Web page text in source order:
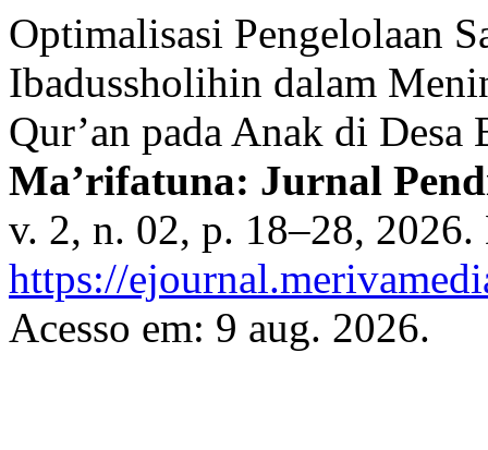
Optimalisasi Pengelolaan
Ibadussholihin dalam
Qur’an pada Anak di
Ma’rifatuna: Jurnal
v. 2, n. 02, p. 18–28,
https://
Acesso em: 9 aug. 2026.